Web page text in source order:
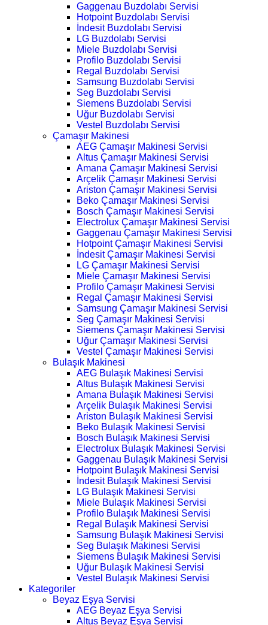
Gaggenau Buzdolabı Servisi
Hotpoint Buzdolabı Servisi
İndesit Buzdolabı Servisi
LG Buzdolabı Servisi
Miele Buzdolabı Servisi
Profilo Buzdolabı Servisi
Regal Buzdolabı Servisi
Samsung Buzdolabı Servisi
Seg Buzdolabı Servisi
Siemens Buzdolabı Servisi
Uğur Buzdolabı Servisi
Vestel Buzdolabı Servisi
Çamaşır Makinesi
AEG Çamaşır Makinesi Servisi
Altus Çamaşır Makinesi Servisi
Amana Çamaşır Makinesi Servisi
Arçelik Çamaşır Makinesi Servisi
Ariston Çamaşır Makinesi Servisi
Beko Çamaşır Makinesi Servisi
Bosch Çamaşır Makinesi Servisi
Electrolux Çamaşır Makinesi Servisi
Gaggenau Çamaşır Makinesi Servisi
Hotpoint Çamaşır Makinesi Servisi
İndesit Çamaşır Makinesi Servisi
LG Çamaşır Makinesi Servisi
Miele Çamaşır Makinesi Servisi
Profilo Çamaşır Makinesi Servisi
Regal Çamaşır Makinesi Servisi
Samsung Çamaşır Makinesi Servisi
Seg Çamaşır Makinesi Servisi
Siemens Çamaşır Makinesi Servisi
Uğur Çamaşır Makinesi Servisi
Vestel Çamaşır Makinesi Servisi
Bulaşık Makinesi
AEG Bulaşık Makinesi Servisi
Altus Bulaşık Makinesi Servisi
Amana Bulaşık Makinesi Servisi
Arçelik Bulaşık Makinesi Servisi
Ariston Bulaşık Makinesi Servisi
Beko Bulaşık Makinesi Servisi
Bosch Bulaşık Makinesi Servisi
Electrolux Bulaşık Makinesi Servisi
Gaggenau Bulaşık Makinesi Servisi
Hotpoint Bulaşık Makinesi Servisi
İndesit Bulaşık Makinesi Servisi
LG Bulaşık Makinesi Servisi
Miele Bulaşık Makinesi Servisi
Profilo Bulaşık Makinesi Servisi
Regal Bulaşık Makinesi Servisi
Samsung Bulaşık Makinesi Servisi
Seg Bulaşık Makinesi Servisi
Siemens Bulaşık Makinesi Servisi
Uğur Bulaşık Makinesi Servisi
Vestel Bulaşık Makinesi Servisi
Kategoriler
Beyaz Eşya Servisi
AEG Beyaz Eşya Servisi
Altus Beyaz Eşya Servisi